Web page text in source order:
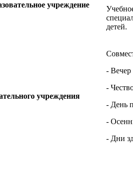
учреждение
детей.
учреждения
- Вечер
-
- День
-
- Дни